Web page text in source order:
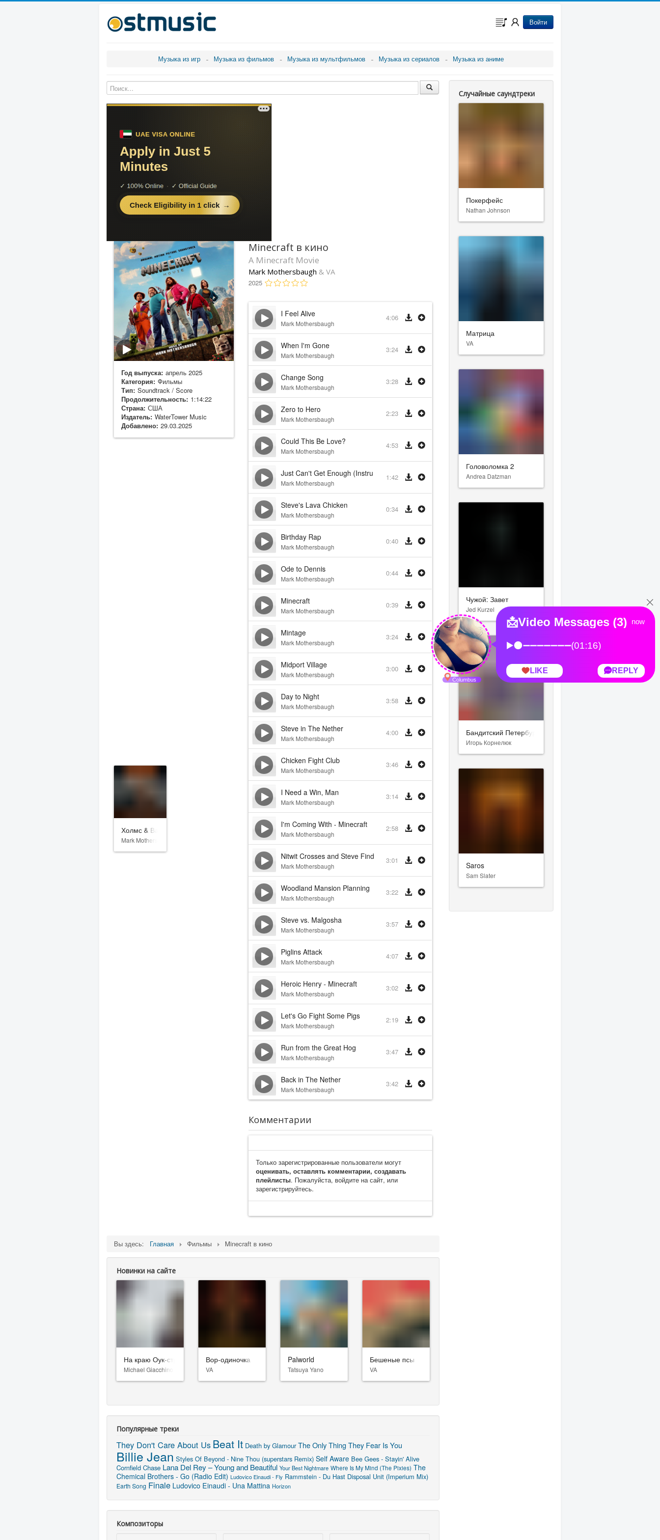
Войти
Музыка из игр Музыка из фильмов Музыка из мультфильмов Музыка из сериалов Музыка из аниме
Год выпуска: апрель 2025
Категория: Фильмы
Тип: Soundtrack / Score
Продолжительность: 1:14:22
Страна: США
Издатель: WaterTower Music
Добавлено: 29.03.2025
Холмс & Ватсон
Mark Mothersbaugh
Minecraft в кино
A Minecraft Movie
Mark Mothersbaugh & VA
2025
I Feel Alive
Mark Mothersbaugh
4:06
When I'm Gone
Mark Mothersbaugh
3:24
Change Song
Mark Mothersbaugh
3:28
Zero to Hero
Mark Mothersbaugh
2:23
Could This Be Love?
Mark Mothersbaugh
4:53
Just Can't Get Enough (Instrumental Version)
Mark Mothersbaugh
1:42
Steve's Lava Chicken
Mark Mothersbaugh
0:34
Birthday Rap
Mark Mothersbaugh
0:40
Ode to Dennis
Mark Mothersbaugh
0:44
Minecraft
Mark Mothersbaugh
0:39
Mintage
Mark Mothersbaugh
3:24
Midport Village
Mark Mothersbaugh
3:00
Day to Night
Mark Mothersbaugh
3:58
Steve in The Nether
Mark Mothersbaugh
4:00
Chicken Fight Club
Mark Mothersbaugh
3:46
I Need a Win, Man
Mark Mothersbaugh
3:14
I'm Coming With - Minecraft
Mark Mothersbaugh
2:58
Nitwit Crosses and Steve Finds - Minecraft
Mark Mothersbaugh
3:01
Woodland Mansion Planning
Mark Mothersbaugh
3:22
Steve vs. Malgosha
Mark Mothersbaugh
3:57
Piglins Attack
Mark Mothersbaugh
4:07
Heroic Henry - Minecraft
Mark Mothersbaugh
3:02
Let's Go Fight Some Pigs
Mark Mothersbaugh
2:19
Run from the Great Hog
Mark Mothersbaugh
3:47
Back in The Nether
Mark Mothersbaugh
3:42
Комментарии
Только зарегистрированные пользователи могут
оценивать, оставлять комментарии, создавать
плейлисты. Пожалуйста, войдите на сайт, или
зарегистрируйтесь.
Вы здесь: Главная Фильмы Minecraft в кино
Новинки на сайте
На краю Оук-стрит
Michael Giacchino
Вор-одиночка
VA
Palworld
Tatsuya Yano
Бешеные псы
VA
Популярные треки
They Don't Care About Us Beat It Death by Glamour The Only Thing They Fear Is You
Billie Jean Styles Of Beyond - Nine Thou (superstars Remix) Self Aware Bee Gees - Stayin' Alive
Cornfield Chase Lana Del Rey – Young and Beautiful Your Best Nightmare Where Is My Mind (The Pixies) The
Chemical Brothers - Go (Radio Edit) Ludovico Einaudi - Fly Rammstein - Du Hast Disposal Unit (Imperium Mix)
Earth Song Finale Ludovico Einaudi - Una Mattina Horizon
Композиторы
Случайные саундтреки
Покерфейс
Nathan Johnson
Матрица
VA
Головоломка 2
Andrea Datzman
Чужой: Завет
Jed Kurzel
Бандитский Петербург
Игорь Корнелюк
Saros
Sam Slater